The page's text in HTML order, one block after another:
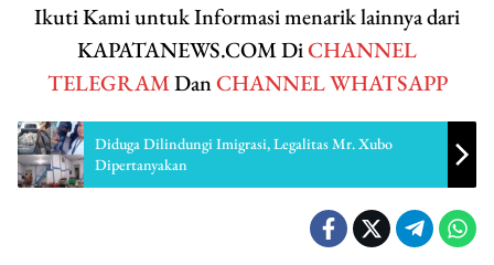
Ikuti Kami untuk Informasi menarik lainnya dari
KAPATANEWS.COM DiCHANNEL
TELEGRAMDanCHANNEL WHATSAPP
Diduga Dilindungi Imigrasi, Legalitas Mr. Xubo
Dipertanyakan